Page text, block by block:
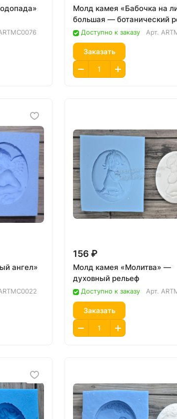
Молд камея «Бабочка на
большая — ботанический
Доступно к заказу Арт.
Заказать
ангел»
156 ₽
Молд камея «Молитва» —
духовный рельеф
Доступно к заказу Арт.
Заказать